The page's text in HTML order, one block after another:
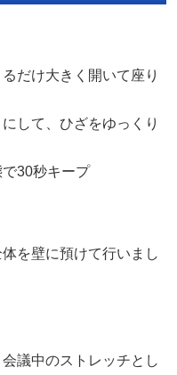
だけ大きく開いて座り
して、ひざをゆっくり
30秒キープ
を壁に預けて行いまし
議中のストレッチとし